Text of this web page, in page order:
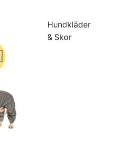
Hundkläder
& Skor